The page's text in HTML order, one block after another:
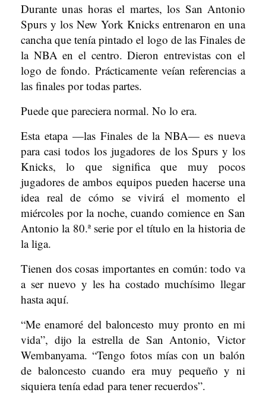
Durante unas horas el martes, los San Antonio
Spurs y los New York Knicks entrenaron en una
cancha que tenía pintado el logo de las Finales de
la NBA en el centro. Dieron entrevistas con el
logo de fondo. Prácticamente veían referencias a
las finales por todas partes.
Puede que pareciera normal. No lo era.
Esta etapa —las Finales de la NBA— es nueva
para casi todos los jugadores de los Spurs y los
Knicks, lo que significa que muy pocos
jugadores de ambos equipos pueden hacerse una
idea real de cómo se vivirá el momento el
miércoles por la noche, cuando comience en San
Antonio la 80.ª serie por el título en la historia de
la liga.
Tienen dos cosas importantes en común: todo va
a ser nuevo y les ha costado muchísimo llegar
hasta aquí.
“Me enamoré del baloncesto muy pronto en mi
vida”, dijo la estrella de San Antonio, Victor
Wembanyama. “Tengo fotos mías con un balón
de baloncesto cuando era muy pequeño y ni
siquiera tenía edad para tener recuerdos”.